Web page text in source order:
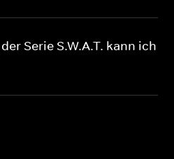
Serie S.W.A.T. kann ich